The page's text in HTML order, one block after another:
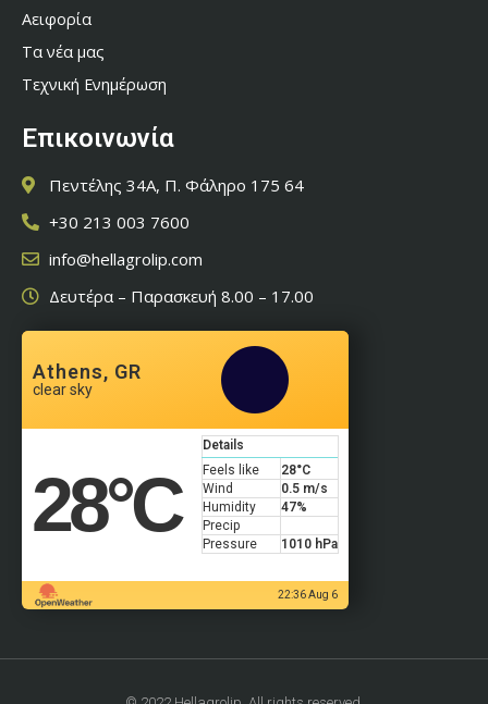
Αειφορία
Τα νέα μας
Τεχνική Ενημέρωση
Επικοινωνία
Πεντέλης 34Α, Π. Φάληρο 175 64
+30 213 003 7600
info@hellagrolip.com
Δευτέρα – Παρασκευή 8.00 – 17.00
Athens, GR
clear sky
28°C
Details
Feels like
28°C
Wind
0.5 m/s
Humidity
47%
Precip
Pressure
1010 hPa
22:36 Aug 6